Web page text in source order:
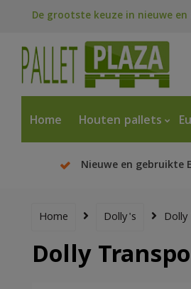
De grootste keuze in nieuwe
Home Houten pallets
Nieuwe en gebruikte
Home Dolly's
Dolly